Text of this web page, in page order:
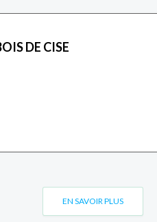
DE CISE
EN SAVOIR PLUS